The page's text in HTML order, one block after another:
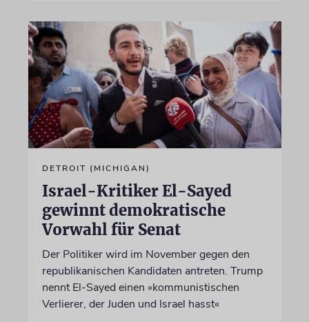
DETROIT (MICHIGAN)
Israel-Kritiker El-Sayed
gewinnt demokratische
Vorwahl für Senat
Der Politiker wird im November gegen den
republikanischen Kandidaten antreten. Trump
nennt El-Sayed einen »kommunistischen
Verlierer, der Juden und Israel hasst«